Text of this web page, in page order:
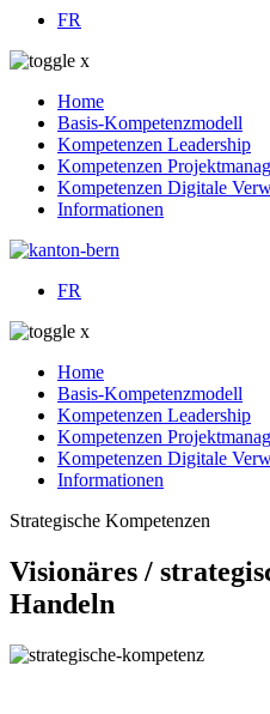
FR
Home
Basis-Kompetenzmodell
Kompetenzen Leadership
Kompetenzen
Kompetenzen Digitale
Informationen
FR
Home
Basis-Kompetenzmodell
Kompetenzen Leadership
Kompetenzen
Kompetenzen Digitale
Informationen
Strategische Kompetenzen
Visionäres /
Handeln